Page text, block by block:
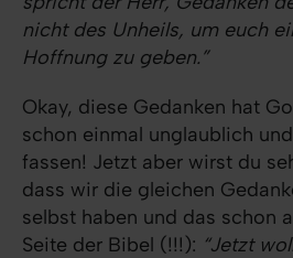
nicht des Unheils, um euch
Hoffnung zu geben.”
Okay, diese Gedanken hat
schon einmal unglaublich
fassen! Jetzt aber wirst du
dass wir die gleichen
selbst haben und das schon
Seite der Bibel (!!!): “Jetzt